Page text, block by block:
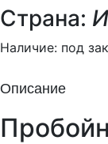
Страна:
Наличие: под
Описание